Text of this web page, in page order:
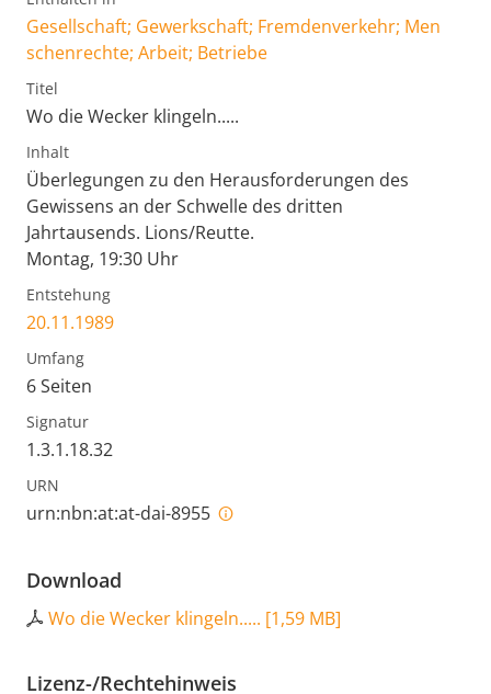
Gesellschaft; Gewerkschaft; Fremdenverkehr; Men
schenrechte; Arbeit; Betriebe
Titel
Wo die Wecker klingeln.....
Inhalt
Überlegungen zu den Herausforderungen des
Gewissens an der Schwelle des dritten
Jahrtausends. Lions/Reutte.
Montag, 19:30 Uhr
Entstehung
20.11.1989
Umfang
6 Seiten
Signatur
1.3.1.18.32
URN
urn:nbn:at:at-dai-8955
Download
Wo die Wecker klingeln..... [1,59 MB]
Lizenz-/Rechtehinweis